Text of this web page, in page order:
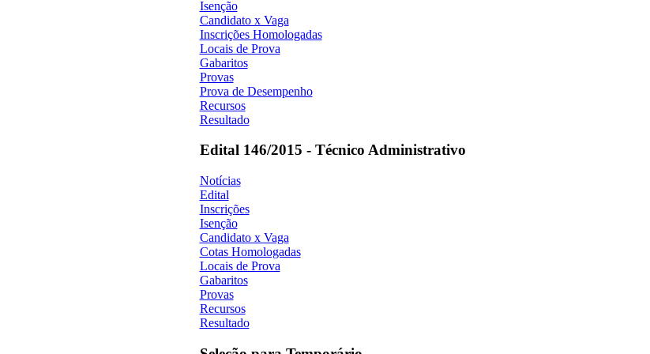
Isenção
Candidato x Vaga
Inscrições Homologadas
Locais de Prova
Gabaritos
Provas
Prova de Desempenho
Recursos
Resultado
Edital 146/2015 - Técnico Administrativo
Notícias
Edital
Inscrições
Isenção
Candidato x Vaga
Cotas Homologadas
Locais de Prova
Gabaritos
Provas
Recursos
Resultado